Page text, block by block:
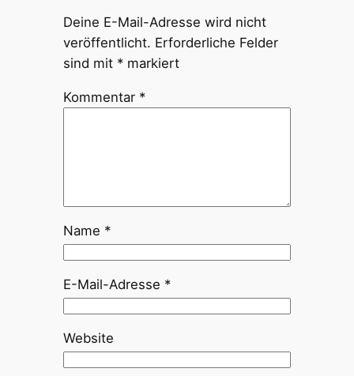
Deine E-Mail-Adresse wird nicht
veröffentlicht. Erforderliche Felder
sind mit *markiert
Kommentar *
Name *
E-Mail-Adresse *
Website